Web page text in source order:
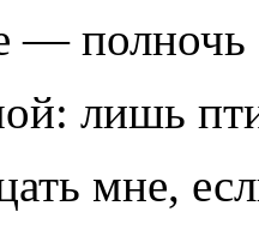
— полночь
лишь
мне,